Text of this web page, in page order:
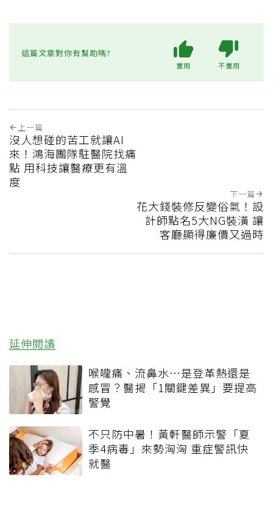
這篇文章對你有幫助嗎?
實用 不實用
上一篇
沒人想碰的苦工就讓AI
來！鴻海團隊駐醫院找痛
點 用科技讓醫療更有溫
度
下一篇
花大錢裝修反變俗氣！設
計師點名5大NG裝潢 讓
客廳顯得廉價又過時
延伸閱讀
喉嚨痛、流鼻水⋯是登革熱還是
感冒？醫揭「1關鍵差異」要提高
警覺
不只防中暑！黃軒醫師示警「夏
季4病毒」來勢洶洶 重症警訊快
就醫